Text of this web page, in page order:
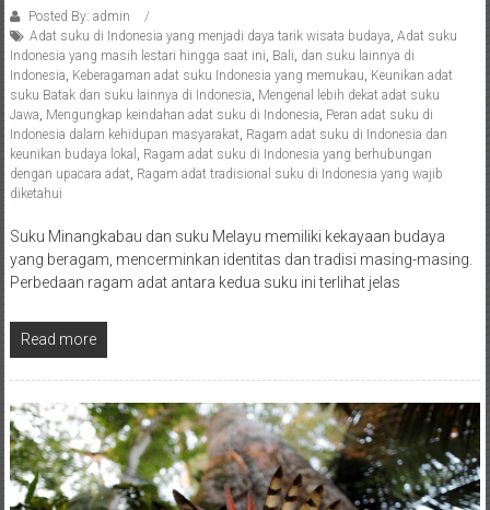
Posted By: admin
Adat suku di Indonesia yang menjadi daya tarik wisata budaya Adat suku
Indonesia yang masih lestari hingga saat ini Bali dan suku lainnya di
Indonesia Keberagaman adat suku Indonesia yang memukau Keunikan adat
suku Batak dan suku lainnya di Indonesia Mengenal lebih dekat adat suku
Jawa Mengungkap keindahan adat suku di Indonesia Peran adat suku di
Indonesia dalam kehidupan masyarakat Ragam adat suku di Indonesia dan
keunikan budaya lokal
Ragam adat suku di Indonesia yang berhubungan
dengan upacara adat Ragam adat tradisional suku di Indonesia yang wajib
diketahui
Suku Minangkabau dan suku Melayu memiliki kekayaan budaya
yang beragam, mencerminkan identitas dan tradisi masing-masing.
Perbedaan ragam adat antara kedua suku ini terlihat jelas
Read more